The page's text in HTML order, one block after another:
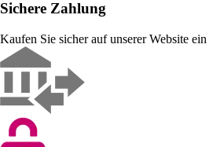
Sichere Zahlung
Kaufen Sie sicher auf unserer Website ein